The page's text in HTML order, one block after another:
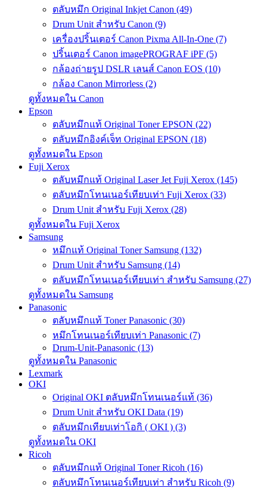
ตลับหมึก Original Inkjet Canon (49)
Drum Unit สำหรับ Canon (9)
เครื่องปริ้นเตอร์ Canon Pixma All-In-One (7)
ปริ้นเตอร์ Canon imagePROGRAF iPF (5)
กล้องถ่ายรูป DSLR เลนส์ Canon EOS (10)
กล้อง Canon Mirrorless (2)
ดูทั้งหมดใน Canon
Epson
ตลับหมึกแท้ Original Toner EPSON (22)
ตลับหมึกอิงค์เจ็ท Original EPSON (18)
ดูทั้งหมดใน Epson
Fuji Xerox
ตลับหมึกแท้ Original Laser Jet Fuji Xerox (145)
ตลับหมึกโทนเนอร์เทียบเท่า Fuji Xerox (33)
Drum Unit สำหรับ Fuji Xerox (28)
ดูทั้งหมดใน Fuji Xerox
Samsung
หมึกแท้ Original Toner Samsung (132)
Drum Unit สำหรับ Samsung (14)
ตลับหมึกโทนเนอร์เทียบเท่า สำหรับ Samsung (27)
ดูทั้งหมดใน Samsung
Panasonic
ตลับหมึกแท้ Toner Panasonic (30)
หมึกโทนเนอร์เทียบเท่า Panasonic (7)
Drum-Unit-Panasonic (13)
ดูทั้งหมดใน Panasonic
Lexmark
OKI
Original OKI ตลับหมึกโทนเนอร์แท้ (36)
Drum Unit สำหรับ OKI Data (19)
ตลับหมึกเทียบเท่าโอกิ ( OKI ) (3)
ดูทั้งหมดใน OKI
Ricoh
ตลับหมึกแท้ Original Toner Ricoh (16)
ตลับหมึกโทนเนอร์เทียบเท่า สำหรับ Ricoh (9)